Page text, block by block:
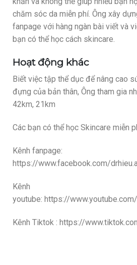
chăm sóc da miễn phí. Ông xây
fanpage với hàng ngàn bài viết và
bạn có thể học cách skincare.
Hoạt động khác
Biết việc tập thể dục để nâng cao
đựng của bản thân, Ông tham gia
42km, 21km
Các bạn có thể học Skincare miễn
Kênh fanpage:
https://www.facebook.com/
Kênh
youtube: https://
Kênh Tiktok : https://